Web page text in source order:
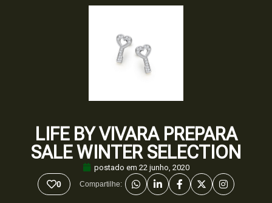
LIFE BY VIVARA PREPARA
SALE WINTER SELECTION
postado em 22 junho, 2020
0 Compartilhe: